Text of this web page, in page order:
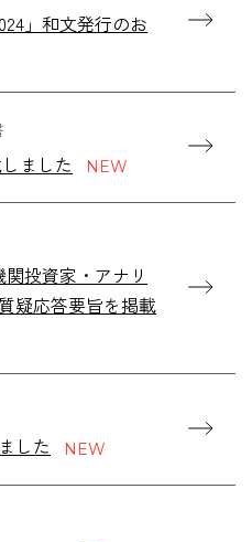
」和文発行のお
ました
投資家・アナリ
疑応答要旨を掲載
した